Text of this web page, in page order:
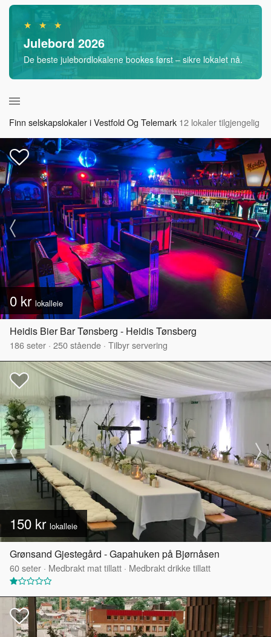
★ ★ ★
Julebord 2026
De beste julebordlokalene bookes først – sikre lokalet nå.
Finn selskapslokaler i Vestfold Og Telemark 12 lokaler tilgjengelig
0 kr lokalleie
Heidis Bier Bar Tønsberg - Heidis Tønsberg
186seter · 250stående · Tilbyr servering
150 kr lokalleie
Grønsand Gjestegård - Gapahuken på Bjørnåsen
60seter · Medbrakt mat tillatt · Medbrakt drikke tillatt